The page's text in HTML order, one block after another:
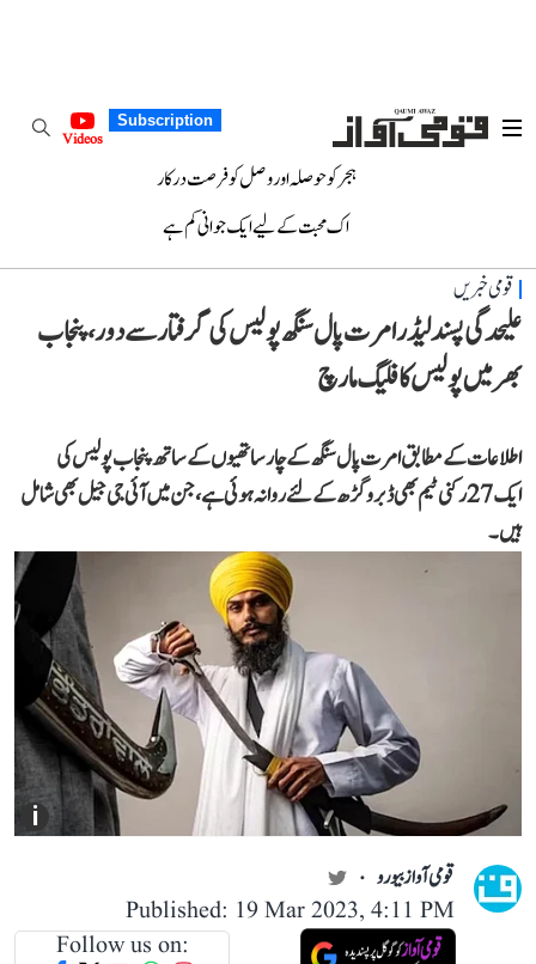
Subscription
Videos
ہجر کو حوصلہ اور وصل کو فرصت درکار
اک محبت کے لیے ایک جوانی کم ہے
قومی خبریں
علیحدگی پسند لیڈر امرت پال سنگھ پولیس کی گرفتار سے دور، پنجاب
بھر میں پولیس کا فلیگ مارچ
اطلاعات کے مطابق امرت پال سنگھ کے چار ساتھیوں کے ساتھ پنجاب پولیس کی
ایک 27 رکنی ٹیم بھی ڈبروگڑھ کے لئے روانہ ہوئی ہے، جن میں آئی جی جیل بھی شامل
ہیں۔
i
قومی آواز بیورو
Published: 19 Mar 2023, 4:11 PM
Follow us on: